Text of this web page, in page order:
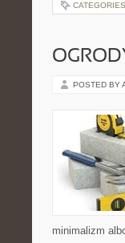
POSTED BY
minimalizm